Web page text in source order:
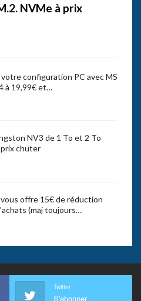
NVMe à prix
configuration PC avec MS
à 19,99€ et…
NV3 de 1 To et 2 To
chuter
offre 15€ de réduction
(maj toujours…
Twitter
S'abonner